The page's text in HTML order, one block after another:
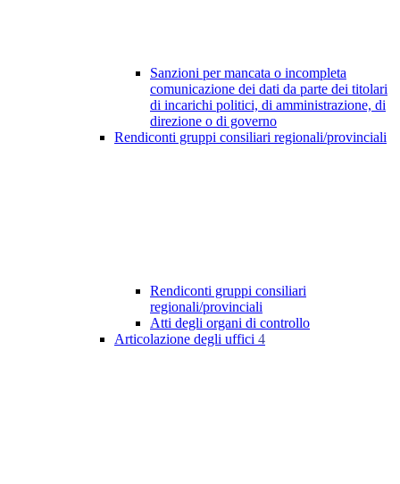
Sanzioni per mancata o incompleta
comunicazione dei dati da parte dei titolari
di incarichi politici, di amministrazione, di
direzione o di governo
Rendiconti gruppi consiliari regionali/provinciali
Rendiconti gruppi consiliari
regionali/provinciali
Atti degli organi di controllo
Articolazione degli uffici 4